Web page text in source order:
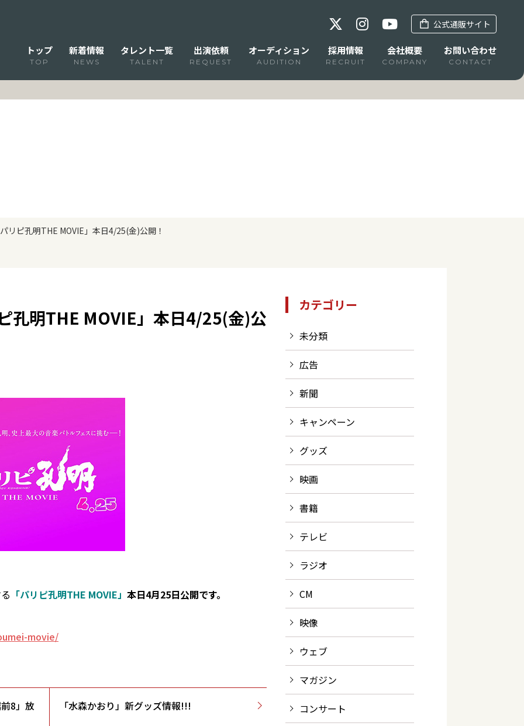
公式通販サイト
トップ
TOP
新着情報
NEWS
タレント一覧
TALENT
出演依頼
REQUEST
オーディション
AUDITION
採用情報
RECRUIT
会社概要
COMPANY
お問い合わせ
CONTACT
リピ孔明THE MOVIE」本日4/25(金)公開！
孔明THE MOVIE」本日4/25(金)公
「パリピ孔明THE MOVIE」 本日4月25日公開です。
movie/
8」放
「水森かおり」新グッズ情報!!!
カテゴリー
未分類
広告
新聞
キャンペーン
グッズ
映画
書籍
テレビ
ラジオ
CM
映像
ウェブ
マガジン
コンサート